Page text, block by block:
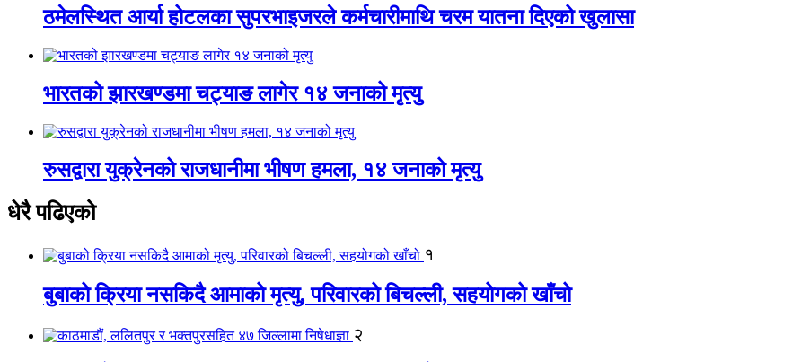
ठमेलस्थित आर्या होटलका सुपरभाइजरले कर्मचारीमाथि चरम यातना दिएको खुलासा
भारतको झारखण्डमा चट्याङ लागेर १४ जनाको मृत्यु
रुसद्वारा युक्रेनको राजधानीमा भीषण हमला, १४ जनाको मृत्यु
धेरै पढिएको
१
बुबाको क्रिया नसकिदै आमाको मृत्यु, परिवारको बिचल्ली, सहयोगको खाँचो
२